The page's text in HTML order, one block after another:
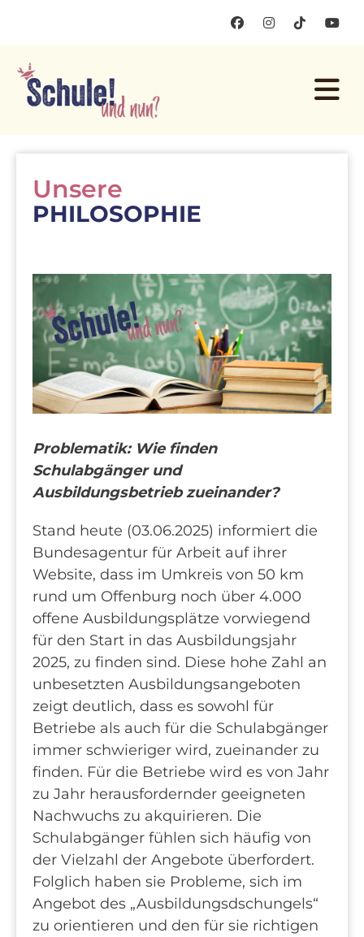
Unsere
PHILOSOPHIE
Problematik: Wie finden
Schulabgänger und
Ausbildungsbetrieb zueinander?
Stand heute (03.06.2025) informiert die
Bundesagentur für Arbeit auf ihrer
Website, dass im Umkreis von 50 km
rund um Offenburg noch über 4.000
offene Ausbildungsplätze vorwiegend
für den Start in das Ausbildungsjahr
2025, zu finden sind. Diese hohe Zahl an
unbesetzten Ausbildungsangeboten
zeigt deutlich, dass es sowohl für
Betriebe als auch für die Schulabgänger
immer schwieriger wird, zueinander zu
finden. Für die Betriebe wird es von Jahr
zu Jahr herausfordernder geeigneten
Nachwuchs zu akquirieren. Die
Schulabgänger fühlen sich häufig von
der Vielzahl der Angebote überfordert.
Folglich haben sie Probleme, sich im
Angebot des „Ausbildungsdschungels“
zu orientieren und den für sie richtigen